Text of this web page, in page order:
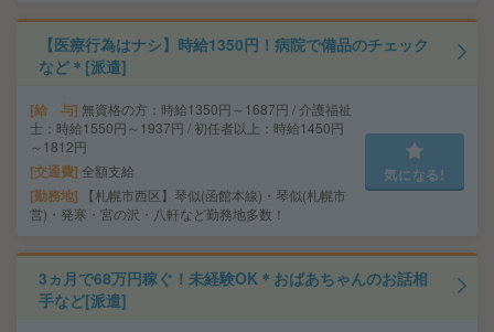
【医療行為はナシ】時給1350円！病院で備品のチェック
など＊[派遣]
給 与 無資格の方：時給1350円～1687円 / 介護福祉
士：時給1550円～1937円 / 初任者以上：時給1450円
～1812円
交通費 全額支給
勤務地
【札幌市西区】琴似(函館本線)・琴似(札幌市
営)・発寒・宮の沢・八軒など勤務地多数！
気になる!
3ヵ月で68万円稼ぐ！未経験OK＊おばあちゃんのお話相
手など[派遣]